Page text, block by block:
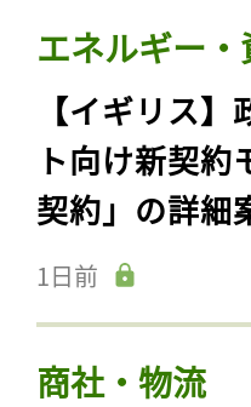
エネルギー・
【イギリス
ト向け新契
契約」の詳細
1日前
商社・物流